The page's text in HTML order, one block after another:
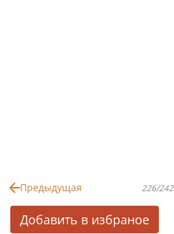
Предыдущая 226/242
Добавить в избраное